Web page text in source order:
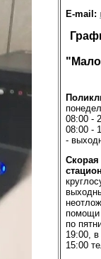
E-mail:
08:00 -
08:00 -
-
помощи
по
19:00,
15:00